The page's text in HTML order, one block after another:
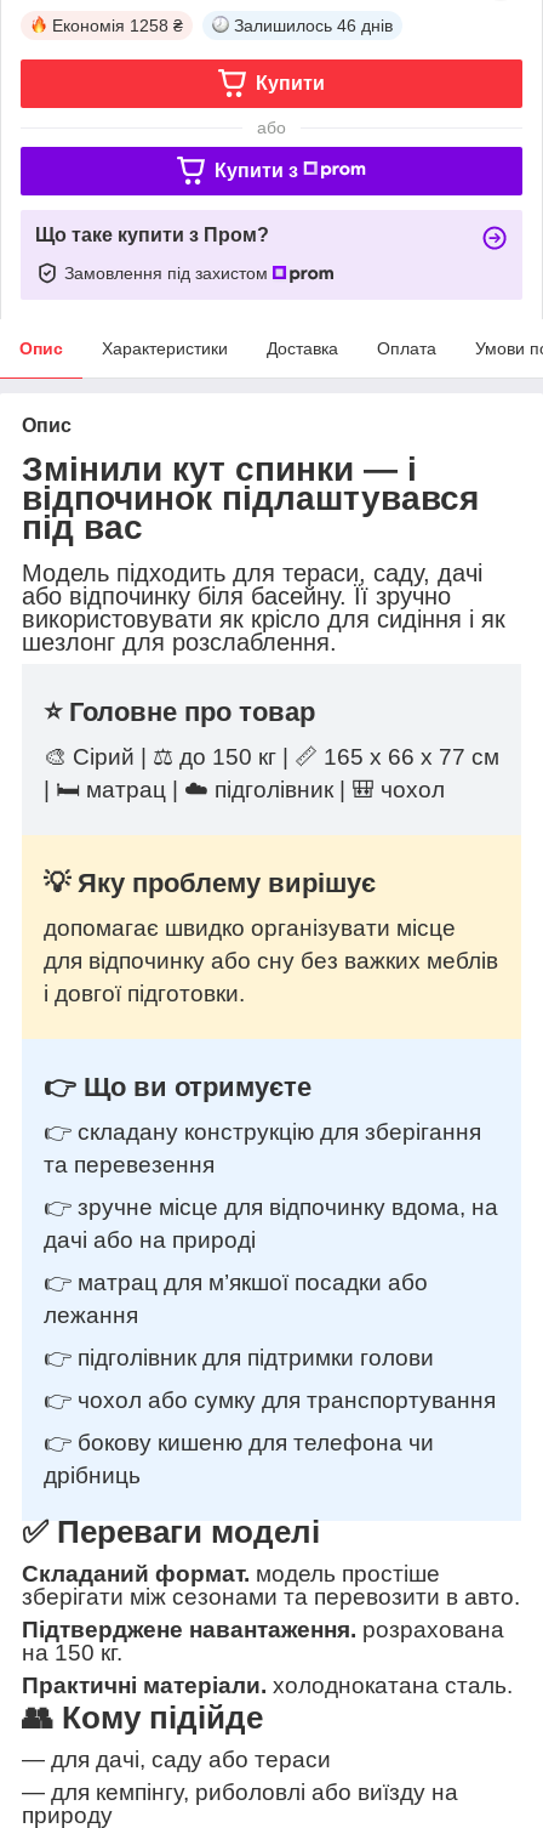
Економія 1258 ₴ Залишилось 46 днів
Купити
або
Купити з
Що таке купити з Пром?
Замовлення під захистом
Опис Характеристики Доставка Оплата Умови
Опис
Змінили кут спинки — і
відпочинок підлаштувався
під вас
Модель підходить для тераси, саду, дачі
або відпочинку біля басейну. Її зручно
використовувати як крісло для сидіння і як
шезлонг для розслаблення.
⭐ Головне про товар
🎨 Сірий | ⚖️ до 150 кг | 📏 165 х 66 х 77 см
| 🛏️ матрац | ☁️ підголівник | 🎒 чохол
💡 Яку проблему вирішує
допомагає швидко організувати місце
для відпочинку або сну без важких меблів
і довгої підготовки.
👉 Що ви отримуєте
👉 складану конструкцію для зберігання
та перевезення
👉 зручне місце для відпочинку вдома, на
дачі або на природі
👉 матрац для м’якшої посадки або
лежання
👉 підголівник для підтримки голови
👉 чохол або сумку для транспортування
👉 бокову кишеню для телефона чи
дрібниць
✅ Переваги моделі
Складаний формат. модель простіше
зберігати між сезонами та перевозити в авто.
Підтверджене навантаження. розрахована
на 150 кг.
Практичні матеріали. холоднокатана сталь.
👥 Кому підійде
— для дачі, саду або тераси
— для кемпінгу, риболовлі або виїзду на
природу